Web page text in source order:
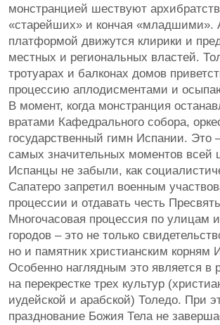
монстранцией шествуют
«старейших» и кончая «младшими».
платформой движутся клирики и
местных и региональных властей.
тротуарах и балконах домов
процессию аплодисментами и
В момент, когда монстранция
вратами Кафедрального собора,
государственный гимн Испании. Это
самых значительных моментов всей
Испанцы не забыли, как
Сапатеро запретил военным
процессии и отдавать честь
Многочасовая процессия по улицам
городов – это не только
но и памятник христианским корням
Особенно наглядным это является в
на перекрестке трех культур
иудейской и арабской) Толедо. При
празднование Божия Тела не